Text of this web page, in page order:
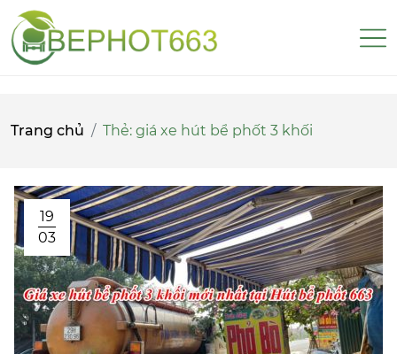
Trang chủ Thẻ: giá xe hút bể phốt 3 khối
19
03